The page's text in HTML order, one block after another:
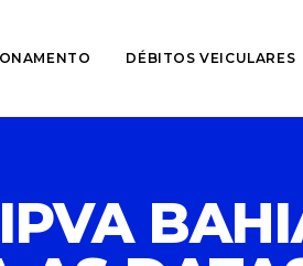
DÉBITOS VEICULARES